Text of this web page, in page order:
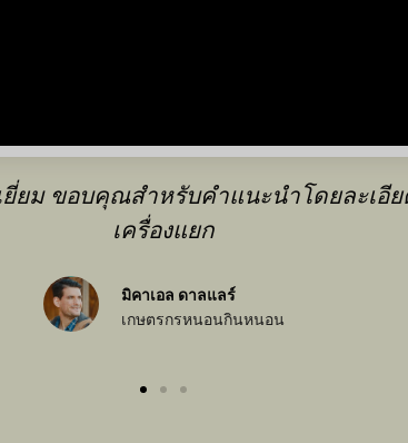
เรื่องที่น่ายินดีมาก และพนักงานขายของ
มืออาชีพมาก
ไมเคิล เหงียน
เทรดเดอร์